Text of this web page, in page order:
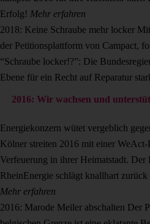
Erfolg! Mehr erfahren
2018: Keine Schraube mehr locker
der Petitionsplattform von Campact,
“Schraube locker!?”: Die
Ebene für ein Recht auf Reparatur
2016: Wir wachsen und
Energiekonzern wütet vergeblich
Kölner streiten 2016 mit einer
Verfeuerung in ihrer Heimatstadt.
RheinEnergie schlägt knallhart
Mehr erfahren
2016: Marode Meiler abschalten Der